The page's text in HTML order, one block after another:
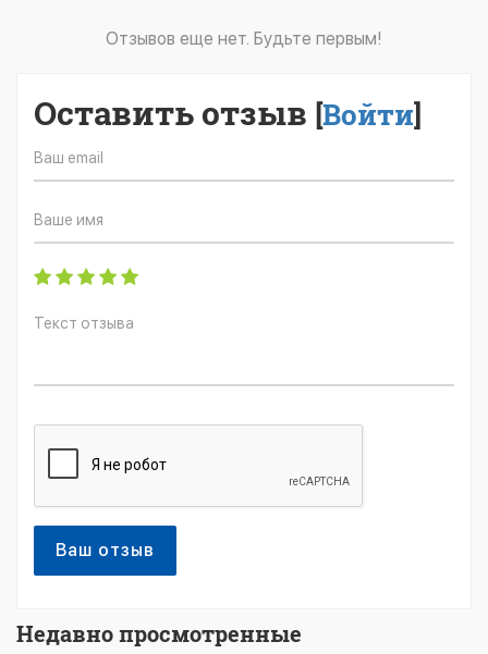
Отзывов еще нет. Будьте первым!
Оставить отзыв [Войти]
Ваш отзыв
Недавно просмотренные